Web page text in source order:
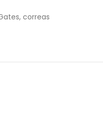
, correas